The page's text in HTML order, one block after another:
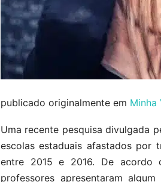
publicado originalmente em Minha
Uma recente pesquisa divulgada
escolas estaduais afastados por
entre 2015 e 2016. De
professores apresentaram